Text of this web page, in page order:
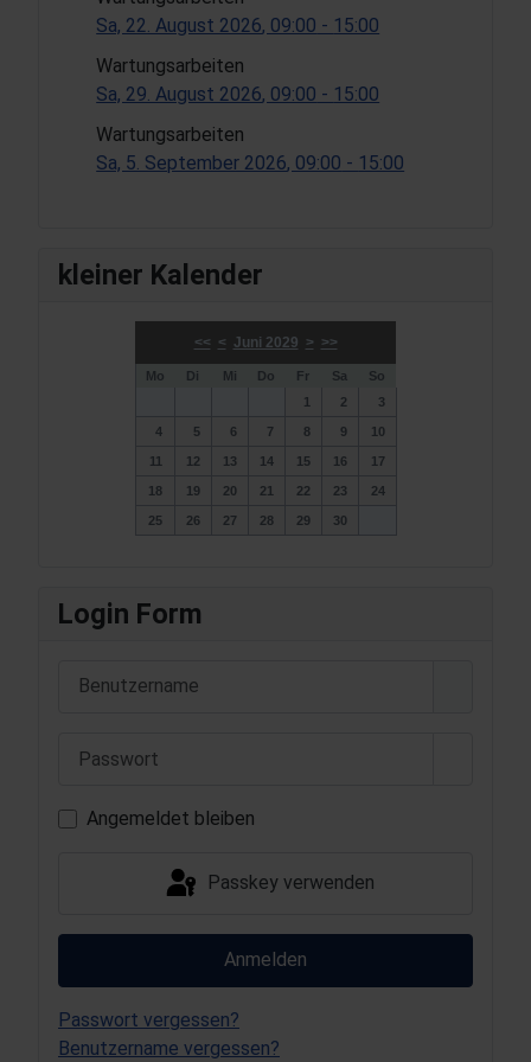
Sa, 22. August 2026, 09:00 - 15:00
Wartungsarbeiten
Sa, 29. August 2026, 09:00 - 15:00
Wartungsarbeiten
Sa, 5. September 2026, 09:00 - 15:00
kleiner Kalender
<< < Juni 2029 > >>
Mo Di Mi Do Fr Sa
So
1
2 3
4 5 6 7 8 9 10
11 12 13 14 15 16 17
18 19 20 21 22 23 24
25 26 27 28 29 30
Login Form
Angemeldet bleiben
Passkey verwenden
Anmelden
Passwort vergessen?
Benutzername vergessen?